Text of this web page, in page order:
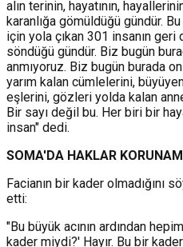
alın terinin, hayatının,
karanlığa gömüldüğü gündür.
için yola çıkan 301 insanın
söndüğü gündür. Biz bugün
anmıyoruz. Biz bugün burada
yarım kalan cümlelerini,
eşlerini, gözleri yolda kalan
Bir sayı değil bu. Her biri bir
insan" dedi.
SOMA'DA HAKLAR
Facianın bir kader olmadığını
etti:
"Bu büyük acının ardından
kader miydi?' Hayır. Bu bir